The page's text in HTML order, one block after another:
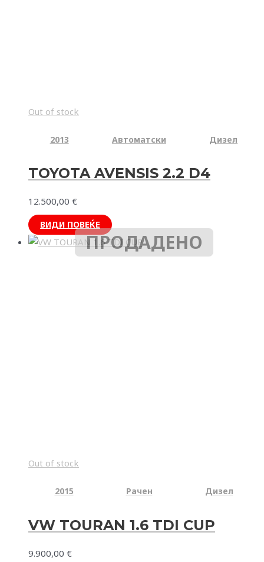
Out of stock
2013 Автоматски Дизел
TOYOTA AVENSIS 2.2 D4
12.500,00 €
ВИДИ ПОВЕЌЕ
ПРОДАДЕНО
Out of stock
2015 Рачен Дизел
VW TOURAN 1.6 TDI CUP
9.900,00 €